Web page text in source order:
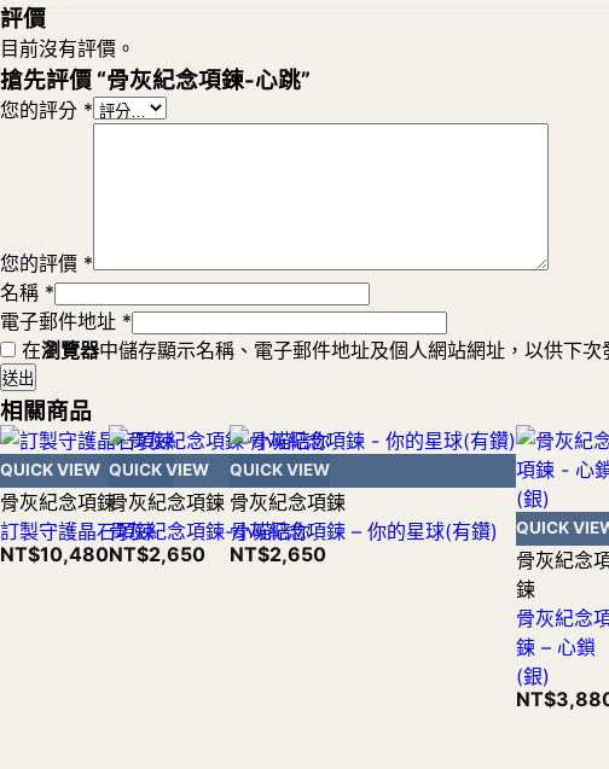
評價
目前沒有評價。
搶先評價 “骨灰紀念項鍊-心跳”
您的評分 *
您的評價 *
名稱 *
電子郵件地址 *
在瀏覽器中儲存顯示名稱、電子郵件地址及個人網站網址，以供下次
相關商品
QUICK VIEW
骨灰紀念項鍊
訂製守護晶石項鍊
NT$10,480
QUICK VIEW
骨灰紀念項鍊
骨灰紀念項鍊-小喵陪你
NT$2,650
QUICK VIEW
骨灰紀念項鍊
骨灰紀念項鍊 – 你的星球(有鑽)
NT$2,650
QUICK
骨灰紀念
鍊
骨灰紀念
鍊 – 心鎖
(銀)
NT$